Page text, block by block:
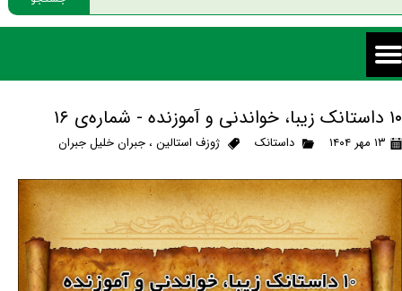
۱۰ داستانک زیبا، خواندنی و آموزنده - شماره‌ی ۱۶
۱۳ مهر ۱۴۰۴ داستانک ژوزف استالین، جبران خلیل جبران